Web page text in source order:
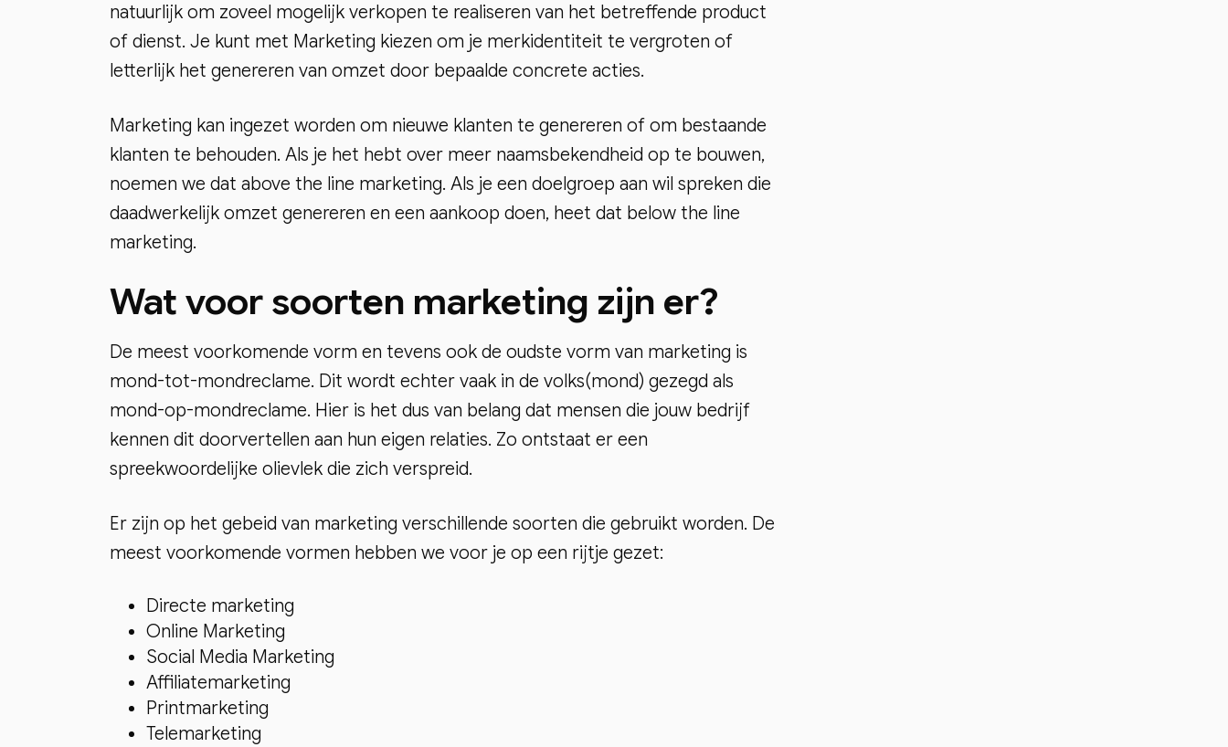
natuurlijk om zoveel mogelijk verkopen te realiseren van het betreffende product
of dienst. Je kunt met Marketing kiezen om je merkidentiteit te vergroten of
letterlijk het genereren van omzet door bepaalde concrete acties.
Marketing kan ingezet worden om nieuwe klanten te genereren of om bestaande
klanten te behouden. Als je het hebt over meer naamsbekendheid op te bouwen,
noemen we dat above the line marketing. Als je een doelgroep aan wil spreken die
daadwerkelijk omzet genereren en een aankoop doen, heet dat below the line
marketing.
Wat voor soorten marketing zijn er?
De meest voorkomende vorm en tevens ook de oudste vorm van marketing is
mond-tot-mondreclame. Dit wordt echter vaak in de volks(mond) gezegd als
mond-op-mondreclame. Hier is het dus van belang dat mensen die jouw bedrijf
kennen dit doorvertellen aan hun eigen relaties. Zo ontstaat er een
spreekwoordelijke olievlek die zich verspreid.
Er zijn op het gebeid van marketing verschillende soorten die gebruikt worden. De
meest voorkomende vormen hebben we voor je op een rijtje gezet:
Directe marketing
Online Marketing
Social Media Marketing
Affiliatemarketing
Printmarketing
Telemarketing